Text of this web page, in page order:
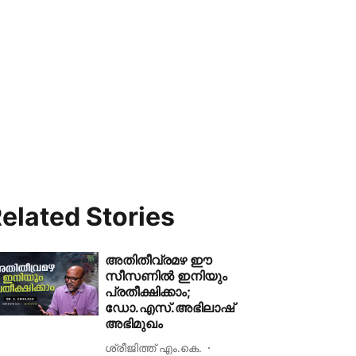
Stories
അതിതീവ്രമഴ ഈ
സീസണിൽ ഇനിയും
പ്രതീക്ഷിക്കാം;
ഡോ.എസ്.അഭിലാഷ്
അഭിമുഖം
ശ്രീജിത്ത് എം.കെ.